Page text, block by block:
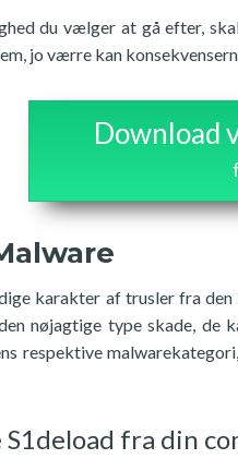
du vælger at gå efter,
jo værre kan
Download
karakter af trusler fra
nøjagtige type skade, de
respektive
fra din